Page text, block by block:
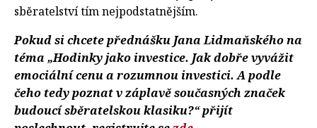
sběratelství tím nejpodstatnějším.
Pokud si chcete přednášku Jana Lidmaňského na
téma „Hodinky jako investice. Jak dobře vyvážit
emociální cenu a rozumnou investici. A podle
čeho tedy poznat v záplavě současných značek
budoucí sběratelskou klasiku?“ přijít